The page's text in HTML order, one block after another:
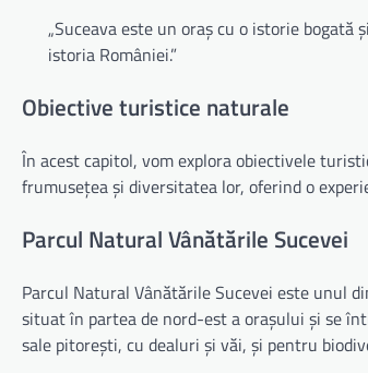
„Suceava este un oraș cu o istorie
istoria României.”
Obiective turistice naturale
În acest capitol, vom explora obiectivele
frumusețea și diversitatea lor, oferind o
Parcul Natural Vânătările Sucevei
Parcul Natural Vânătările Sucevei este unul
situat în partea de nord-est a orașului și se
sale pitorești, cu dealuri și văi, și pentru